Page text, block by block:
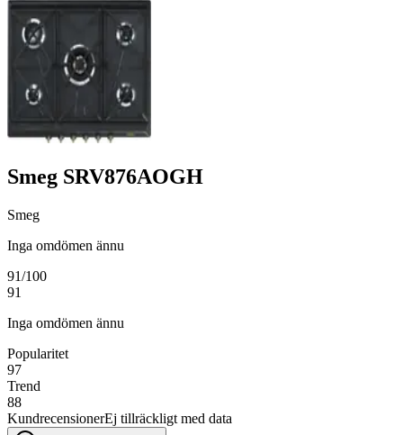
Smeg SRV876AOGH
Smeg
Inga omdömen ännu
91/100
91
Inga omdömen ännu
Popularitet
97
Trend
88
KundrecensionerEj tillräckligt med data